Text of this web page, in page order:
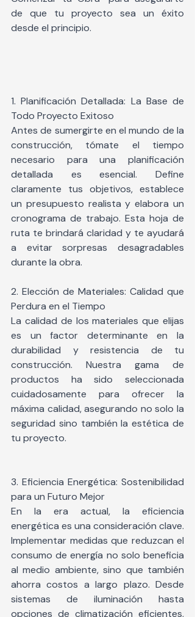
de que tu proyecto sea un éxito
desde el principio.
1. Planificación Detallada: La Base de
Todo Proyecto Exitoso
Antes de sumergirte en el mundo de la
construcción, tómate el tiempo
necesario para una planificación
detallada es esencial. Define
claramente tus objetivos, establece
un presupuesto realista y elabora un
cronograma de trabajo. Esta hoja de
ruta te brindará claridad y te ayudará
a evitar sorpresas desagradables
durante la obra.
2. Elección de Materiales: Calidad que
Perdura en el Tiempo
La calidad de los materiales que elijas
es un factor determinante en la
durabilidad y resistencia de tu
construcción. Nuestra gama de
productos ha sido seleccionada
cuidadosamente para ofrecer la
máxima calidad, asegurando no solo la
seguridad sino también la estética de
tu proyecto.
3. Eficiencia Energética: Sostenibilidad
para un Futuro Mejor
En la era actual, la eficiencia
energética es una consideración clave.
Implementar medidas que reduzcan el
consumo de energía no solo beneficia
al medio ambiente, sino que también
ahorra costos a largo plazo. Desde
sistemas de iluminación hasta
opciones de climatización eficientes,